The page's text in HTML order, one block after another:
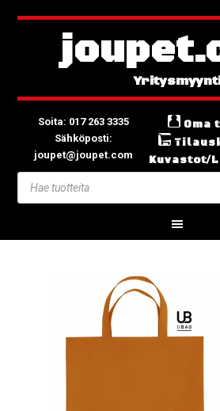
Soita: 017 263 3335
Sähköposti:
joupet@joupet.com
Oma
Kuvastot/